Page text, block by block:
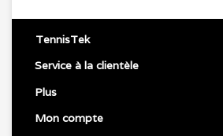
TennisTek
Service à la clientèle
Plus
Mon compte